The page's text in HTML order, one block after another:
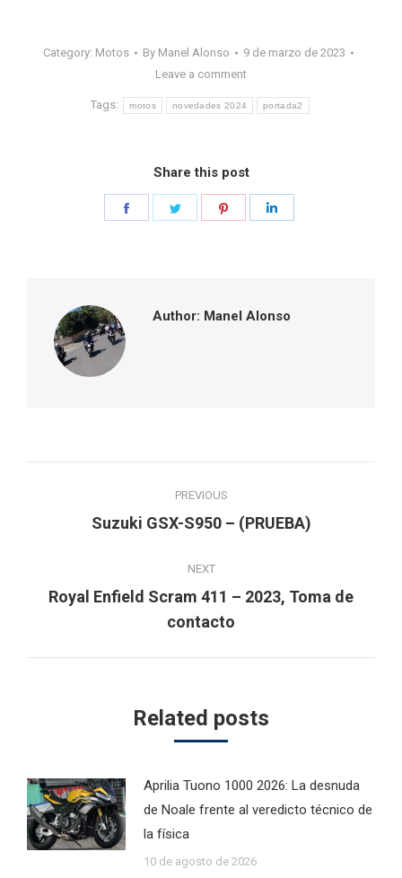
Category: Motos By Manel Alonso
9 de marzo de 2023
Leave a comment
Tags: motos novedades 2024 portada2
Share this post
Author: Manel Alonso
navigation
PREVIOUS
Previous
Suzuki GSX-S950 – (PRUEBA)
NEXT
Next
post:
Royal Enfield Scram 411 – 2023, Toma de
contacto
Related posts
Aprilia Tuono 1000 2026: La desnuda
de Noale frente al veredicto técnico de
la física
10 de agosto de 2026